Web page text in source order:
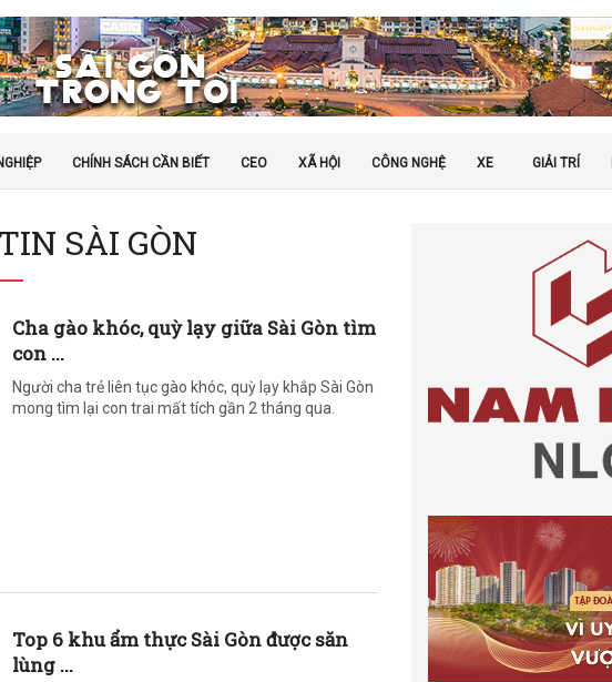
CHÍNH SÁCH CẦN BIẾT CEO XÃ HỘI CÔNG NGHỆ XE GIẢI TRÍ
SÀI GÒN
Cha gào khóc, quỳ lạy giữa Sài Gòn tìm
con ...
Người cha trẻ liên tục gào khóc, quỳ lạy khắp Sài Gòn
mong tìm lại con trai mất tích gần 2 tháng qua.
Top 6 khu ẩm thực Sài Gòn được săn
lùng ...